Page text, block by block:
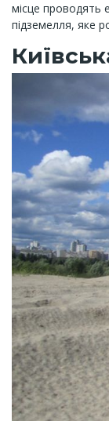
місце проводять
підземелля, яке